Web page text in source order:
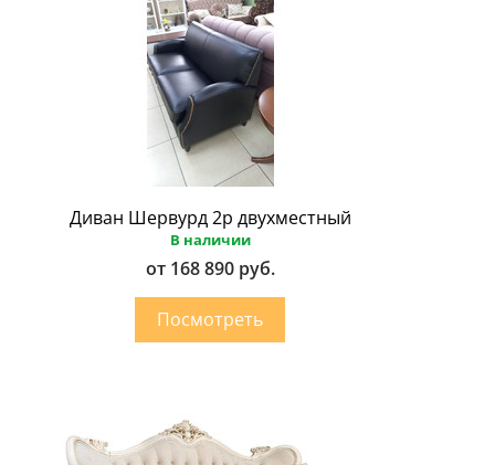
Диван Шервурд 2p двухместный
В наличии
от 168 890 руб.